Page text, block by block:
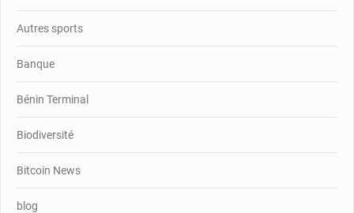
Autres sports
Banque
Bénin Terminal
Biodiversité
Bitcoin News
blog